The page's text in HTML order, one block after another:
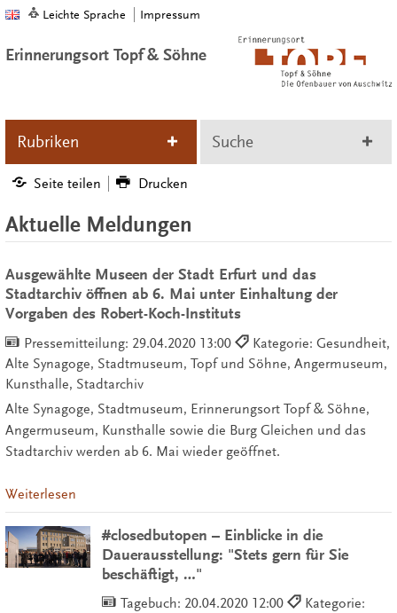
Leichte Sprache Impressum
Erinnerungsort Topf & Söhne
Rubriken Suche
Seite teilen Drucken
Aktuelle Meldungen
Ausgewählte Museen der Stadt Erfurt und das
Stadtarchiv öffnen ab 6. Mai unter Einhaltung der
Vorgaben des Robert-Koch-Instituts
Pressemitteilung: 29.04.2020 13:00
Kategorie: Gesundheit,
Alte Synagoge, Stadtmuseum, Topf und Söhne, Angermuseum,
Kunsthalle, Stadtarchiv
Alte Synagoge, Stadtmuseum, Erinnerungsort Topf & Söhne,
Angermuseum, Kunsthalle sowie die Burg Gleichen und das
Stadtarchiv werden ab 6. Mai wieder geöffnet.
Weiterlesen
#closedbutopen – Einblicke in die
Dauerausstellung: "Stets gern für Sie
beschäftigt, …"
Tagebuch: 20.04.2020 12:00
Kategorie: